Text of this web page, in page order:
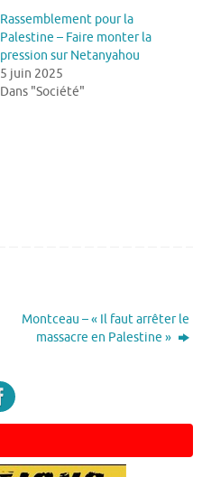
Rassemblement pour la
Palestine – Faire monter la
pression sur Netanyahou
5 juin 2025
Dans "Société"
Montceau – « Il faut arrêter le
massacre en Palestine »